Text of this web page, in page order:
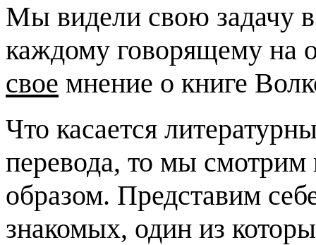
Мы видели свою задачу
каждому говорящему на
свое мнение о книге
Что касается
перевода, то мы
образом. Представим
знакомых, один из